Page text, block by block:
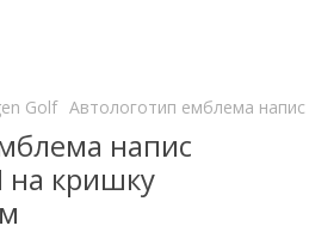
Golf Автологотип емблема
напис
на кришку